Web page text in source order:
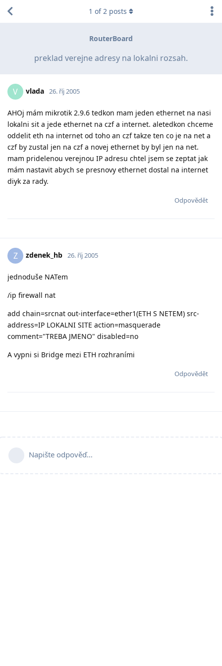
RouterBoard
preklad verejne adresy na lokalni rozsah.
1 of2 posts
V vlada 26. říj 2005
AHOj mám mikrotik 2.9.6 tedkon mam jeden ethernet na nasi
lokalni sit a jede ethernet na czf a internet. aletedkon chceme
oddelit eth na internet od toho an czf takze ten co je na net a
czf by zustal jen na czf a novej ethernet by byl jen na net.
mam pridelenou verejnou IP adresu chtel jsem se zeptat jak
mám nastavit abych se presnovy ethernet dostal na internet
diyk za rady.
Odpovědět
Z zdenek_hb 26. říj 2005
jednoduše NATem
/ip firewall nat
add chain=srcnat out-interface=ether1(ETH S NETEM) src-
address=IP LOKALNI SITE action=masquerade
comment="TREBA JMENO" disabled=no
A vypni si Bridge mezi ETH rozhraními
Odpovědět
Napište odpověď…